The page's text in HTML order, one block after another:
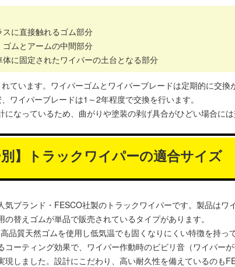
スに直接触れるゴム部分
ゴムとアームの中間部分
体に固定されたワイパーの土台となる部分
ています。ワイパーゴムとワイパーブレードは定期的に交換
ワイパーブレードは1～2年程度で交換を行います。
になっているため、曲がりや塗装の剥げ具合がひどい場合には
別】トラックワイパーの適合サイズ
気ブランド・FESCO社製のトラックワイパーです。製品はワ
替えゴムが単品で販売されているタイプがあります。
品質天然ゴムを使用し低気温でも固くなりにくい特徴を持っ
コーティング効果で、ワイパー作動時のビビリ音（ワイパー
現しました。設計にこだわり、高い耐久性を備えているのも